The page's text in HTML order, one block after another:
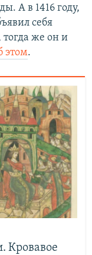
А в 1416 году,
себя
же он и
этом.
Кровавое